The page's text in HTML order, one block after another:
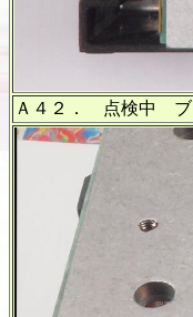
Ａ４２． 点検中 ブ